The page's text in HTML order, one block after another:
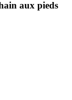
aux pieds